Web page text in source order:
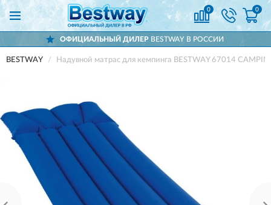
0 0
ОФИЦИАЛЬНЫЙ ДИЛЕР BESTWAY В РОССИИ
BESTWAY Надувной матрас для кемпинга BESTWAY 67014